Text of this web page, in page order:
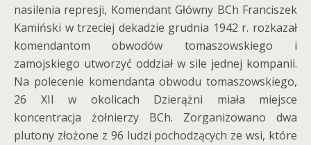
nasilenia represji, Komendant Główny BCh Franciszek
Kamiński w trzeciej dekadzie grudnia 1942 r. rozkazał
komendantom obwodów tomaszowskiego i
zamojskiego utworzyć oddział w sile jednej kompanii.
Na polecenie komendanta obwodu tomaszowskiego,
26 XII w okolicach Dzierążni miała miejsce
koncentracja żołnierzy BCh. Zorganizowano dwa
plutony złożone z 96 ludzi pochodzących ze wsi, które